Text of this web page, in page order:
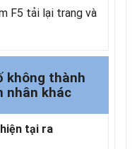
F5 tải lại trang và
không thành
nhân khác
tại ra